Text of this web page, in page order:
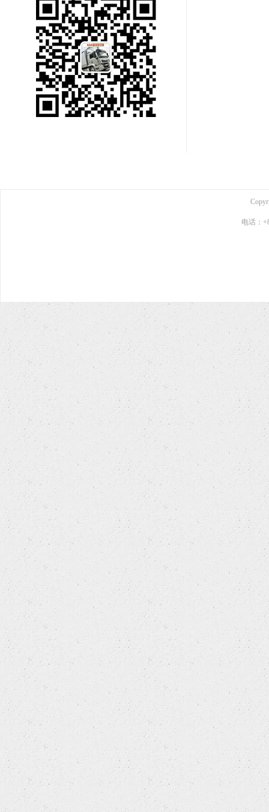
电话：